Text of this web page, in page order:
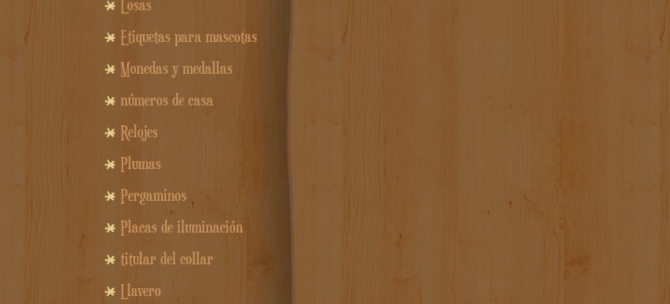
Losas
Etiquetas para mascotas
Monedas y medallas
números de casa
Relojes
Plumas
Pergaminos
Placas de iluminación
titular del collar
Llavero